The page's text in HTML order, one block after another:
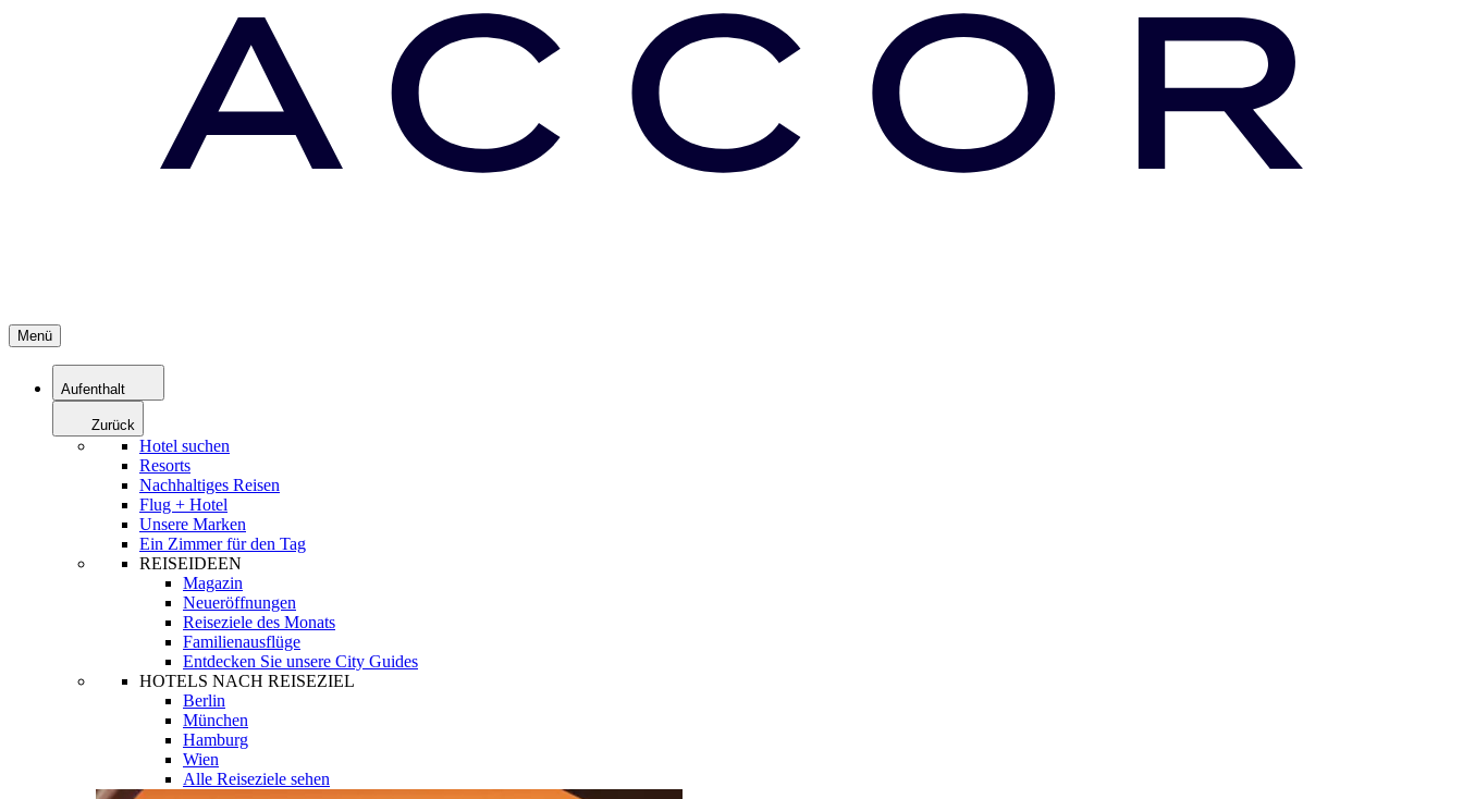
Menü
Aufenthalt
Zurück
Hotel suchen
Resorts
Nachhaltiges Reisen
Flug + Hotel
Unsere Marken
Ein Zimmer für den Tag
REISEIDEEN
Magazin
Neueröffnungen
Reiseziele des Monats
Familienausflüge
Entdecken Sie unsere City Guides
HOTELS NACH REISEZIEL
Berlin
München
Hamburg
Wien
Alle Reiseziele sehen